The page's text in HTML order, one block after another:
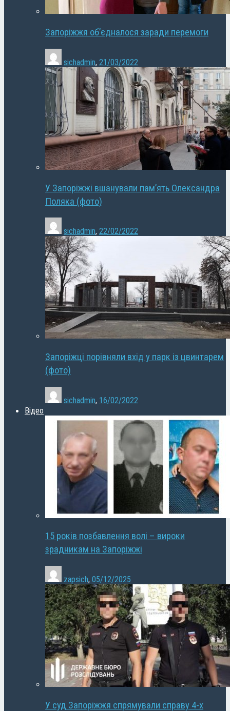
Запоріжжя об’єдналося заради перемоги
sichadmin, 21/03/2022
У Запоріжжі вшанували пам’ять Олександра
Поляка (фото)
sichadmin, 22/02/2022
Запоріжці порівняли вхід у парк із цвинтарем
(фото)
sichadmin, 16/02/2022
Відео
15 років позбавлення волі – вироки
зрадникам на Запоріжжі
zapsich, 05/12/2025
У суд Запоріжжя спрямували справу 4-х